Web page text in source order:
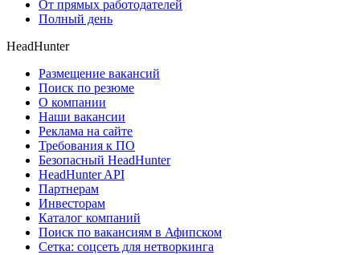
От прямых работодателей
Полный день
HeadHunter
Размещение вакансий
Поиск по резюме
О компании
Наши вакансии
Реклама на сайте
Требования к ПО
Безопасный HeadHunter
HeadHunter API
Партнерам
Инвесторам
Каталог компаний
Поиск по вакансиям в Афипском
Сетка: соцсеть для нетворкинга